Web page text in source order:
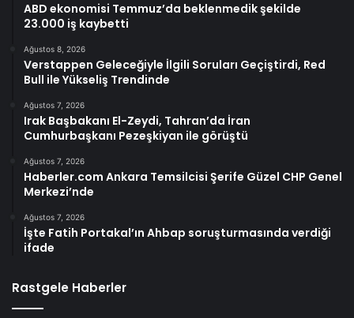
ABD ekonomisi Temmuz’da beklenmedik şekilde
23.000 iş kaybetti
Ağustos 8, 2026
Verstappen Geleceğiyle İlgili Soruları Geçiştirdi, Red
Bull ile Yükseliş Trendinde
Ağustos 7, 2026
Irak Başbakanı El-Zeydi, Tahran’da İran
Cumhurbaşkanı Pezeşkiyan ile görüştü
Ağustos 7, 2026
Haberler.com Ankara Temsilcisi Şerife Güzel CHP Genel
Merkezi’nde
Ağustos 7, 2026
İşte Fatih Portakal’ın Ahbap soruşturmasında verdiği
ifade
Rastgele Haberler